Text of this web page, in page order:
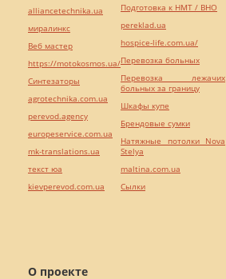
О проекте
alliancetechnika.ua
миралинкс
Веб мастер
https://motokosmos.ua/
Синтезаторы
agrotechnika.com.ua
perevod.agency
europeservice.com.ua
mk-translations.ua
текст юа
kievperevod.com.ua
Подготовка к НМТ / ВНО
pereklad.ua
hospice-life.com.ua/
Перевозка больных
Перевозка лежачих
больных за границу
Шкафы купе
Брендовые сумки
Натяжные потолки Nova
Stelya
maltina.com.ua
Cылки